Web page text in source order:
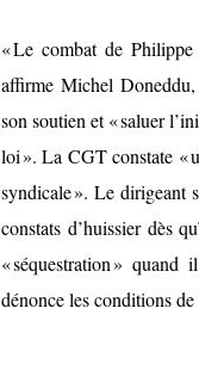
« Le combat de
affirme Michel Doneddu,
son soutien et « saluer
loi ». La CGT constate «
syndicale ». Le dirigeant
constats d’huissier dès
« séquestration »
dénonce les conditions